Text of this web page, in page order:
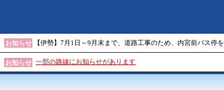
お知らせ 【伊勢】7月1日～9月末まで、道路工事のため、内宮前バス停を
お知らせ 一部の路線にお知らせがあります